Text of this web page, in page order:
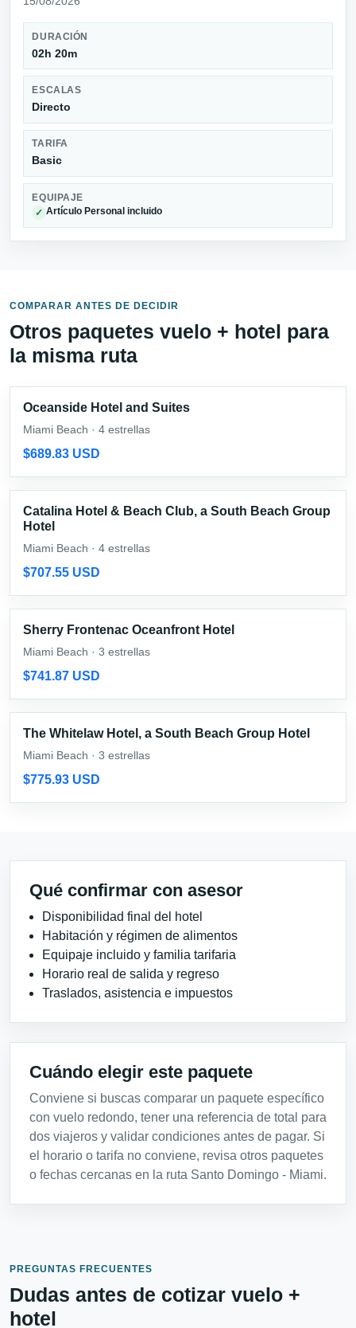
DURACIÓN
02h 20m
ESCALAS
Directo
TARIFA
Basic
EQUIPAJE
✓ Artículo Personal incluido
COMPARAR ANTES DE DECIDIR
Otros paquetes vuelo + hotel para
la misma ruta
Oceanside Hotel and Suites
Miami Beach · 4 estrellas
$689.83 USD
Catalina Hotel & Beach Club, a South Beach Group
Hotel
Miami Beach · 4 estrellas
$707.55 USD
Sherry Frontenac Oceanfront Hotel
Miami Beach · 3 estrellas
$741.87 USD
The Whitelaw Hotel, a South Beach Group Hotel
Miami Beach · 3 estrellas
$775.93 USD
Qué confirmar con asesor
Disponibilidad final del hotel
Habitación y régimen de alimentos
Equipaje incluido y familia tarifaria
Horario real de salida y regreso
Traslados, asistencia e impuestos
Cuándo elegir este paquete
Conviene si buscas comparar un paquete específico
con vuelo redondo, tener una referencia de total para
dos viajeros y validar condiciones antes de pagar. Si
el horario o tarifa no conviene, revisa otros paquetes
o fechas cercanas en la ruta Santo Domingo - Miami.
PREGUNTAS FRECUENTES
Dudas antes de cotizar vuelo +
hotel